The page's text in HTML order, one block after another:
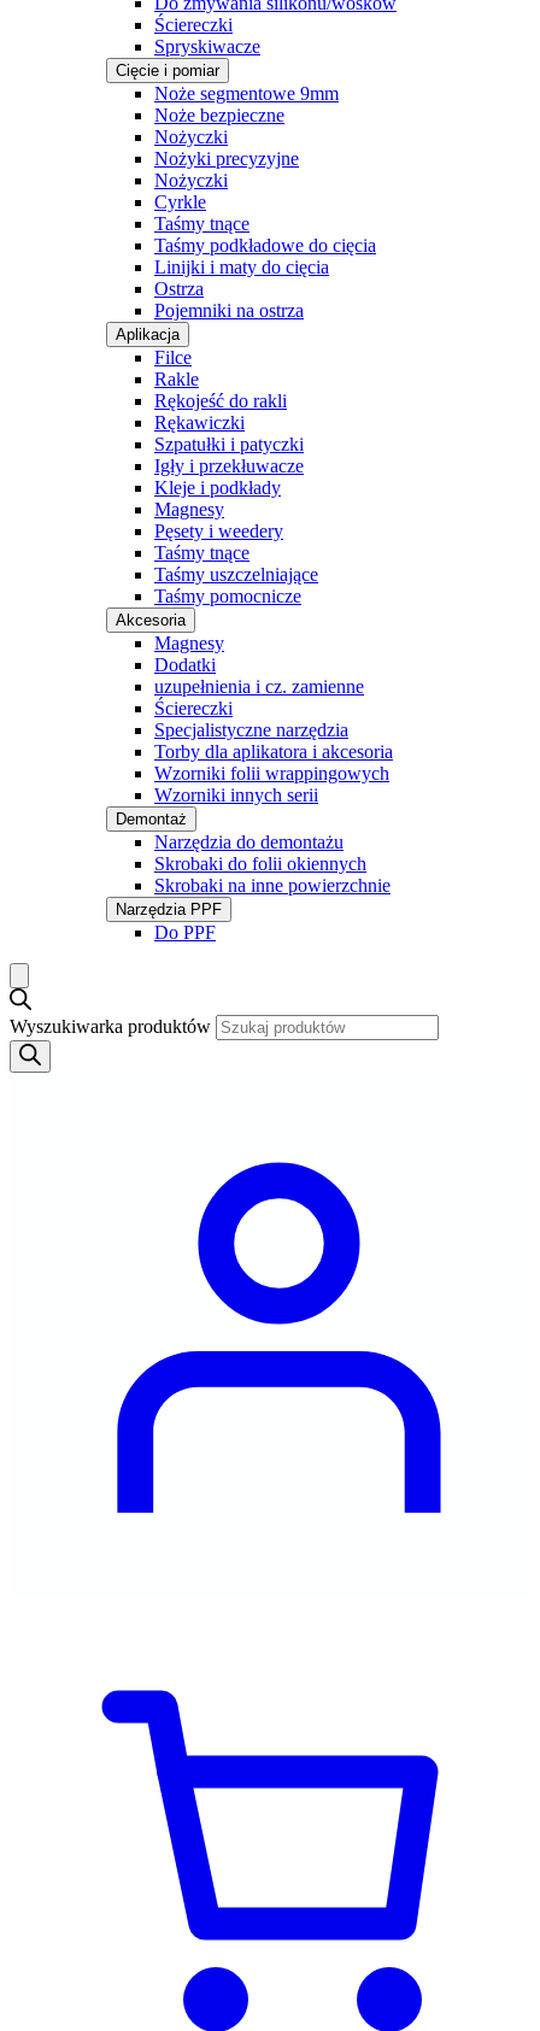
Ściereczki
Spryskiwacze
Cięcie i pomiar
Noże segmentowe 9mm
Noże bezpieczne
Nożyczki
Nożyki precyzyjne
Nożyczki
Cyrkle
Taśmy tnące
Taśmy podkładowe do cięcia
Linijki i maty do cięcia
Ostrza
Pojemniki na ostrza
Aplikacja
Filce
Rakle
Rękojeść do rakli
Rękawiczki
Szpatułki i patyczki
Igły i przekłuwacze
Kleje i podkłady
Magnesy
Pęsety i weedery
Taśmy tnące
Taśmy uszczelniające
Taśmy pomocnicze
Akcesoria
Magnesy
Dodatki
uzupełnienia i cz. zamienne
Ściereczki
Specjalistyczne narzędzia
Torby dla aplikatora i akcesoria
Wzorniki folii wrappingowych
Wzorniki innych serii
Demontaż
Narzędzia do demontażu
Skrobaki do folii okiennych
Skrobaki na inne powierzchnie
Narzędzia PPF
Do PPF
Wyszukiwarka produktów